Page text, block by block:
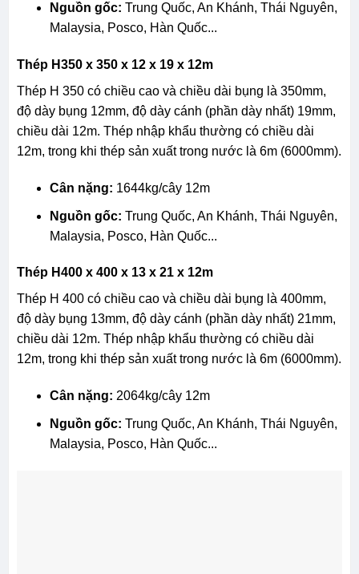
Nguồn gốc: Trung Quốc, An Khánh, Thái Nguyên,
Malaysia, Posco, Hàn Quốc...
Thép H350 x 350 x 12 x 19 x 12m
Thép H 350 có chiều cao và chiều dài bụng là 350mm,
độ dày bụng 12mm, độ dày cánh (phần dày nhất) 19mm,
chiều dài 12m. Thép nhập khẩu thường có chiều dài
12m, trong khi thép sản xuất trong nước là 6m (6000mm).
Cân nặng: 1644kg/cây 12m
Nguồn gốc: Trung Quốc, An Khánh, Thái Nguyên,
Malaysia, Posco, Hàn Quốc...
Thép H400 x 400 x 13 x 21 x 12m
Thép H 400 có chiều cao và chiều dài bụng là 400mm,
độ dày bụng 13mm, độ dày cánh (phần dày nhất) 21mm,
chiều dài 12m. Thép nhập khẩu thường có chiều dài
12m, trong khi thép sản xuất trong nước là 6m (6000mm).
Cân nặng: 2064kg/cây 12m
Nguồn gốc: Trung Quốc, An Khánh, Thái Nguyên,
Malaysia, Posco, Hàn Quốc...